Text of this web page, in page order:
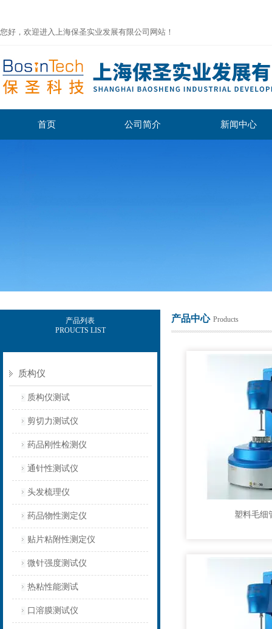
您好，欢迎进入上海保圣实业发展有限公司网站！
首页 公司简介 新闻中心
产品列表
PROUCTS LIST
质构仪
质构仪测试
剪切力测试仪
药品刚性检测仪
通针性测试仪
头发梳理仪
药品物性测定仪
贴片粘附性测定仪
微针强度测试仪
热粘性能测试
口溶膜测试仪
产品中心 Products
塑料毛细